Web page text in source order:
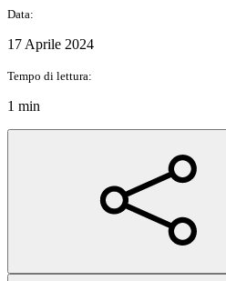
Data:
17 Aprile 2024
Tempo di lettura:
1 min